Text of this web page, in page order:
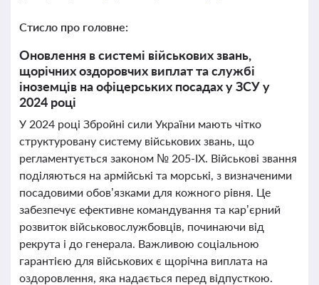
Стисло про головне:
Оновлення в системі військових звань,
щорічних оздоровчих виплат та службі
іноземців на офіцерських посадах у ЗСУ у
2024 році
У 2024 році Збройні сили України мають чітко
структуровану систему військових звань, що
регламентується законом № 205-IX. Військові звання
поділяються на армійські та морські, з визначеними
посадовими обов’язками для кожного рівня. Це
забезпечує ефективне командування та кар’єрний
розвиток військовослужбовців, починаючи від
рекрута і до генерала. Важливою соціальною
гарантією для військових є щорічна виплата на
оздоровлення, яка надається перед відпусткою.